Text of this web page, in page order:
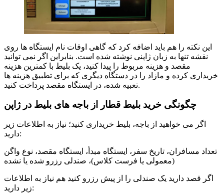
این نکته را هم باید اضافه کرد که گاهی اوقات نام ایستگاه ها روی
نقشه تنها به زبان ژاپنی نوشته شده است. بنابراین اگر نمی توانید
مقصد و هزینه مربوط را پیدا کنید، یک بلیط با کمترین هزینه
خریداری کرده و مازاد را در دستگاه دیگری که برای تطبیق هزینه ها
تعبیه شده، در ایستگاه مقصد پرداخت کنید.
چگونگی خرید بلیط قطار از باجه های بلیط در ژاپن
اگر می خواهید از باجه، بلیط خریداری کنید؛ نیاز به اطلاعات زیر
دارید:
تعداد مسافران، تاریخ سفر، ایستگاه مبدأ، ایستگاه مقصد، نوع واگن
(معمولی یا فرست کلاس)، صندلی رزرو شده یا نشده
اگر قصد دارید یک صندلی را از پیش رزرو کنید هم نیاز به اطلاعات
زیر دارید: